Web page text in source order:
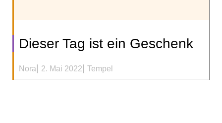
Dieser Tag ist ein Geschenk
Nora 2. Mai 2022 Tempel